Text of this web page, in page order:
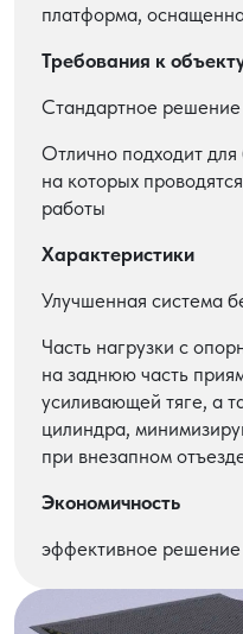
платформа,
Требования к
Стандартное решение
Отлично подходит
на которых
работы
Характеристики
Улучшенная система
Часть нагрузки с
на заднюю часть
усиливающей тяге, а
цилиндра,
при внезапном
Экономичность
эффективное